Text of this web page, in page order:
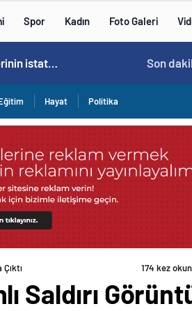
Spor Kadın Foto Galeri
Cristiano Ronaldo’nun akıllara zarar tüm kariyerinin istatistiğini çıkardık ! 14:57 /
Son
Hayat Politika
174 kez
Saldırı